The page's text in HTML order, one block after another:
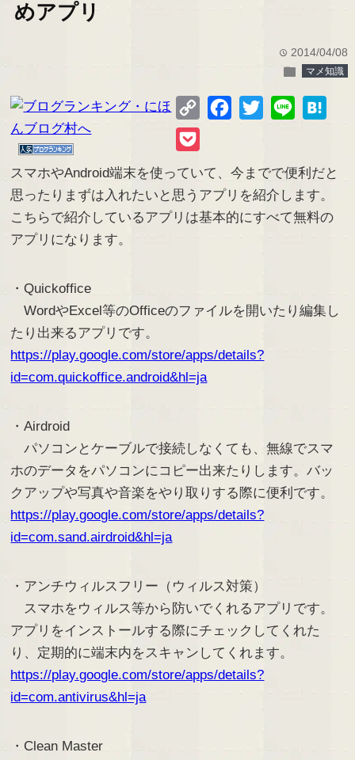
めアプリ
time 2014/04/08
folder マメ知識
Copy
Facebook
Twitter Line
スマホやAndroid端末を使っていて、今までで便利だと
思ったりまずは入れたいと思うアプリを紹介します。
こちらで紹介しているアプリは基本的にすべて無料の
アプリになります。
・Quickoffice
WordやExcel等のOfficeのファイルを開いたり編集し
たり出来るアプリです。
https://play.google.com/store/apps/details?
id=com.quickoffice.android&hl=ja
・Airdroid
パソコンとケーブルで接続しなくても、無線でスマ
ホのデータをパソコンにコピー出来たりします。バッ
クアップや写真や音楽をやり取りする際に便利です。
https://play.google.com/store/apps/details?
id=com.sand.airdroid&hl=ja
・アンチウィルスフリー（ウィルス対策）
スマホをウィルス等から防いでくれるアプリです。
アプリをインストールする際にチェックしてくれた
り、定期的に端末内をスキャンしてくれます。
https://play.google.com/store/apps/details?
id=com.antivirus&hl=ja
・Clean Master